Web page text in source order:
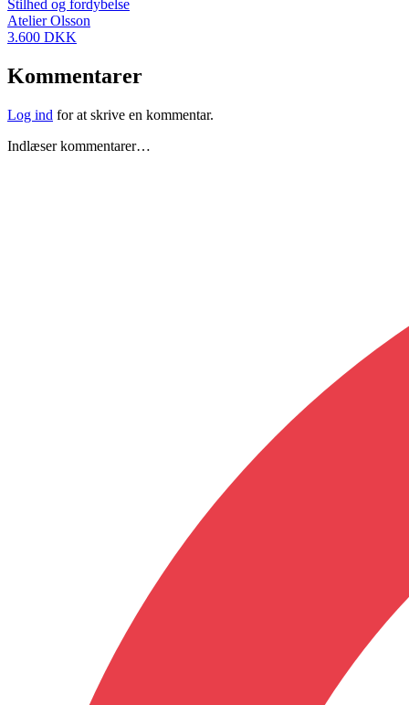
Stilhed og fordybelse
Atelier Olsson
3.600 DKK
Kommentarer
Log ind for at skrive en kommentar.
Indlæser kommentarer…